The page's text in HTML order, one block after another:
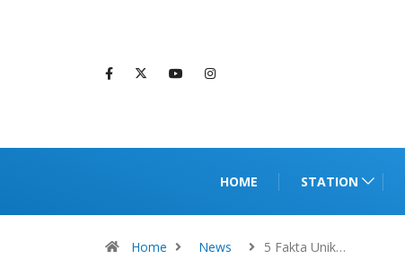
HOME STATION
Home News 5 Fakta Unik…